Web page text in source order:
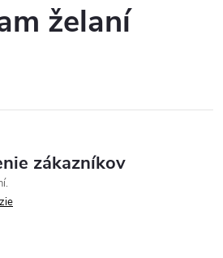
želaní
zákazníkov